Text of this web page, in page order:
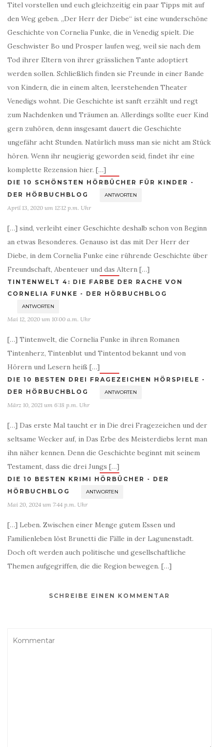
Titel vorstellen und euch gleichzeitig ein paar Tipps mit auf
den Weg geben. „Der Herr der Diebe“ ist eine wunderschöne
Geschichte von Cornelia Funke, die in Venedig spielt. Die
Geschwister Bo und Prosper laufen weg, weil sie nach dem
Tod ihrer Eltern von ihrer grässlichen Tante adoptiert
werden sollen. Schließlich finden sie Freunde in einer Bande
von Kindern, die in einem alten, leerstehenden Theater
Venedigs wohnt. Die Geschichte ist sanft erzählt und regt
zum Nachdenken und Träumen an. Allerdings sollte euer Kind
gern zuhören, denn insgesamt dauert die Geschichte
ungefähr acht Stunden. Natürlich muss man sie nicht am Stück
hören. Wenn ihr neugierig geworden seid, findet ihr eine
komplette Rezension hier. […]
DIE 10 SCHÖNSTEN HÖRBÜCHER FÜR KINDER -
DER HÖRBUCHBLOG
ANTWORTEN
April 13, 2020 um 12:12 p.m. Uhr
[…] sind, verleiht einer Geschichte deshalb schon von Beginn
an etwas Besonderes. Genauso ist das mit Der Herr der
Diebe, in dem Cornelia Funke eine rührende Geschichte über
Freundschaft, Abenteuer und das Altern […]
TINTENWELT 4: DIE FARBE DER RACHE VON
CORNELIA FUNKE - DER HÖRBUCHBLOG
ANTWORTEN
Mai 12, 2020 um 10:00 a.m. Uhr
[…] Tintenwelt, die Cornelia Funke in ihren Romanen
Tintenherz, Tintenblut und Tintentod bekannt und von
Hörern und Lesern heiß […]
DIE 10 BESTEN DREI FRAGEZEICHEN HÖRSPIELE -
DER HÖRBUCHBLOG
ANTWORTEN
März 10, 2021 um 6:18 p.m. Uhr
[…] Das erste Mal taucht er in Die drei Fragezeichen und der
seltsame Wecker auf, in Das Erbe des Meisterdiebs lernt man
ihn näher kennen. Denn die Geschichte beginnt mit seinem
Testament, dass die drei Jungs […]
DIE 10 BESTEN KRIMI HÖRBÜCHER - DER
HÖRBUCHBLOG
ANTWORTEN
Mai 20, 2024 um 7:44 p.m. Uhr
[…] Leben. Zwischen einer Menge gutem Essen und
Familienleben löst Brunetti die Fälle in der Lagunenstadt.
Doch oft werden auch politische und gesellschaftliche
Themen aufgegriffen, die die Region bewegen. […]
SCHREIBE EINEN KOMMENTAR